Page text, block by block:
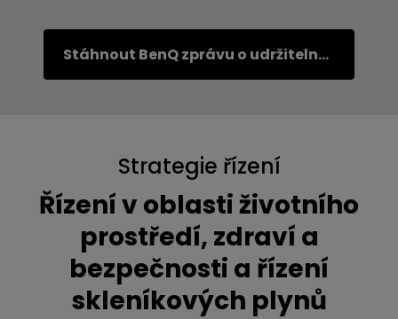
Stáhnout BenQ zprávu o udržitelnosti
Strategie řízení
Řízení v oblasti životního
prostředí, zdraví a
bezpečnosti a řízení
skleníkových plynů